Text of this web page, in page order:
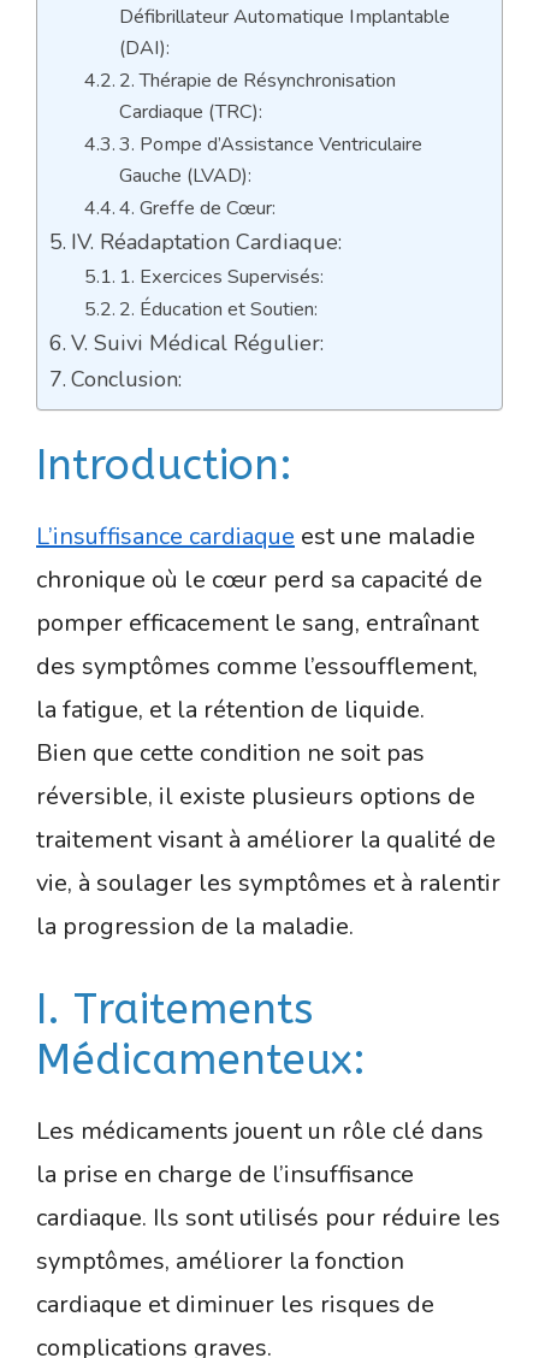
Défibrillateur Automatique Implantable
(DAI):
2. Thérapie de Résynchronisation
Cardiaque (TRC):
3. Pompe d’Assistance Ventriculaire
Gauche (LVAD):
4. Greffe de Cœur:
IV. Réadaptation Cardiaque:
1. Exercices Supervisés:
2. Éducation et Soutien:
V. Suivi Médical Régulier:
Conclusion:
Introduction:
L’insuffisance cardiaque est une maladie
chronique où le cœur perd sa capacité de
pomper efficacement le sang, entraînant
des symptômes comme l’essoufflement,
la fatigue, et la rétention de liquide.
Bien que cette condition ne soit pas
réversible, il existe plusieurs options de
traitement visant à améliorer la qualité de
vie, à soulager les symptômes et à ralentir
la progression de la maladie.
I. Traitements
Médicamenteux:
Les médicaments jouent un rôle clé dans
la prise en charge de l’insuffisance
cardiaque. Ils sont utilisés pour réduire les
symptômes, améliorer la fonction
cardiaque et diminuer les risques de
complications graves.